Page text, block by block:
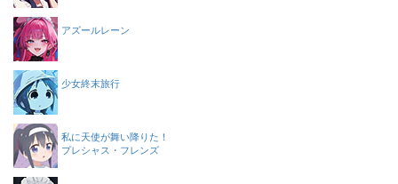
アズールレーン
少女終末旅行
私に天使が舞い降りた！
プレシャス・フレンズ